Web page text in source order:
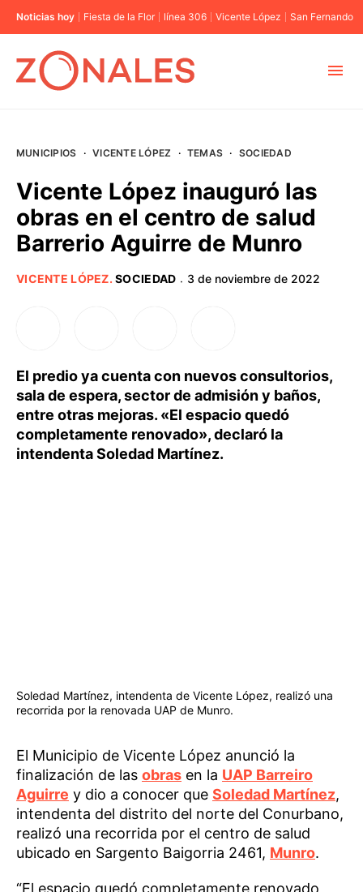
Noticias hoy Fiesta de la Flor línea 306 Vicente López San Fernando
BUENOS AIRES
MUNICIPIOS · VICENTE LÓPEZ · TEMAS · SOCIEDAD
Vicente López inauguró las
obras en el centro de salud
Barrerio Aguirre de Munro
VICENTE LÓPEZ.SOCIEDAD · 3 de noviembre de 2022
El predio ya cuenta con nuevos consultorios,
sala de espera, sector de admisión y baños,
entre otras mejoras. «El espacio quedó
completamente renovado», declaró la
intendenta Soledad Martínez.
Soledad Martínez, intendenta de Vicente López, realizó una
recorrida por la renovada UAP de Munro.
El Municipio de Vicente López anunció la
finalización de las obras en la UAP Barreiro
Aguirre y dio a conocer que Soledad Martínez,
intendenta del distrito del norte del Conurbano,
realizó una recorrida por el centro de salud
ubicado en Sargento Baigorria 2461, Munro.
“El espacio quedó completamente renovado,